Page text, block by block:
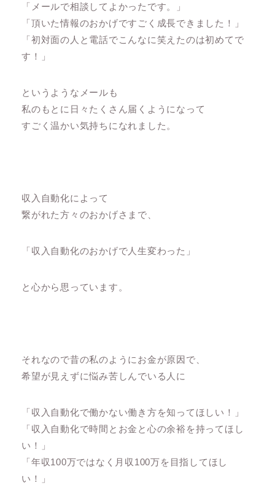
「メールで相談してよかったです。」
「頂いた情報のおかげですごく成長できました！」
「初対面の人と電話でこんなに笑えたのは初めてで
す！」
というようなメールも
私のもとに日々たくさん届くようになって
すごく温かい気持ちになれました。
収入自動化によって
繋がれた方々のおかげさまで、
「収入自動化のおかげで人生変わった」
と心から思っています。
それなので昔の私のようにお金が原因で、
希望が見えずに悩み苦しんでいる人に
「収入自動化で働かない働き方を知ってほしい！」
「収入自動化で時間とお金と心の余裕を持ってほし
い！」
「年収100万ではなく月収100万を目指してほし
い！」